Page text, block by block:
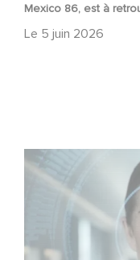
Mexico 86, est à
Le 5 juin 2026
La nouvelle